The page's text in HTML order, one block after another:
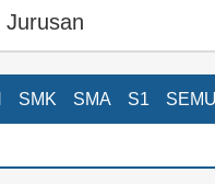
Jurusan
SMK SMA S1